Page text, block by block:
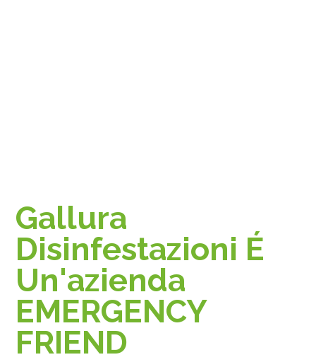
Gallura
Disinfestazioni É
Un'azienda
EMERGENCY
FRIEND